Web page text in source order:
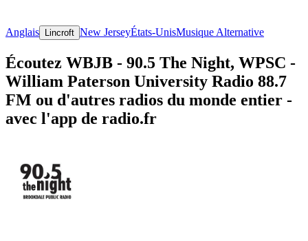
Anglais Lincroft New JerseyÉtats-UnisMusique Alternative
Écoutez WBJB - 90.5 The Night, WPSC -
William Paterson University Radio 88.7
FM ou d'autres radios du monde entier -
avec l'app de radio.fr